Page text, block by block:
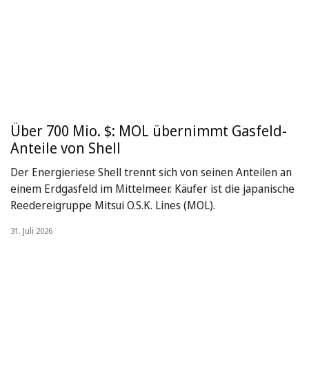
Über 700 Mio. $: MOL übernimmt Gasfeld-
Anteile von Shell
Der Energieriese Shell trennt sich von seinen Anteilen an
einem Erdgasfeld im Mittelmeer. Käufer ist die japanische
Reedereigruppe Mitsui O.S.K. Lines (MOL).
31. Juli 2026